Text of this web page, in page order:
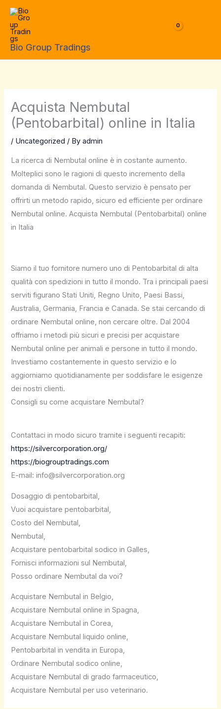
Skip
content
Bio Group Tradings
Acquista Nembutal
(Pentobarbital) online in Italia
/ Uncategorized / Byadmin
La ricerca di Nembutal online è in costante aumento.
Molteplici sono le ragioni di questo incremento della
domanda di Nembutal. Questo servizio è pensato per
offrirti un metodo rapido, sicuro ed efficiente per ordinare
Nembutal online. Acquista Nembutal (Pentobarbital) online
in Italia
Siamo il tuo fornitore numero uno di Pentobarbital di alta
qualità con spedizioni in tutto il mondo. Tra i principali paesi
serviti figurano Stati Uniti, Regno Unito, Paesi Bassi,
Australia, Germania, Francia e Canada. Se stai cercando di
ordinare Nembutal online, non cercare oltre. Dal 2004
offriamo i metodi più sicuri e precisi per acquistare
Nembutal online per animali e persone in tutto il mondo.
Investiamo costantemente in questo servizio e lo
aggiorniamo quotidianamente per soddisfare le esigenze
dei nostri clienti.
Consigli su come acquistare Nembutal?
Contattaci in modo sicuro tramite i seguenti recapiti:
https://silvercorporation.org/
https://biogrouptradings.com
E-mail: info@silvercorporation.org
Dosaggio di pentobarbital,
Vuoi acquistare pentobarbital,
Costo del Nembutal,
Nembutal,
Acquistare pentobarbital sodico in Galles,
Fornisci informazioni sul Nembutal,
Posso ordinare Nembutal da voi?
Acquistare Nembutal in Belgio,
Acquistare Nembutal online in Spagna,
Acquistare Nembutal in Corea,
Acquistare Nembutal liquido online,
Pentobarbital in vendita in Europa,
Ordinare Nembutal sodico online,
Acquistare Nembutal di grado farmaceutico,
Acquistare Nembutal per uso veterinario.